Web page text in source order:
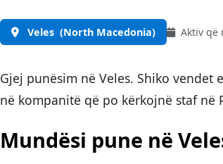
Veles (North Macedonia) Aktiv që
Gjej punësim në Veles. Shiko
në kompanitë që po kërkojnë staf në
Mundësi pune në